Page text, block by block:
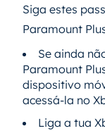
Siga estes
Paramount
Se ainda
Paramount
dispositivo
acessá-la no
Liga a tua